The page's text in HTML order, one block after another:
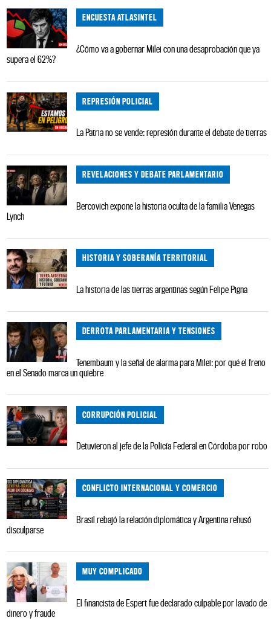
ENCUESTA ATLASINTEL
¿Cómo va a gobernar Milei con una desaprobación que ya
supera el 62%?
REPRESIÓN POLICIAL
La Patria no se vende: represión durante el debate de tierras
REVELACIONES Y DEBATE PARLAMENTARIO
Bercovich expone la historia oculta de la familia Venegas
Lynch
HISTORIA Y SOBERANÍA TERRITORIAL
La historia de las tierras argentinas según Felipe Pigna
DERROTA PARLAMENTARIA Y TENSIONES
Tenembaum y la señal de alarma para Milei: por qué el freno
en el Senado marca un quiebre
CORRUPCIÓN POLICIAL
Detuvieron al jefe de la Policía Federal en Córdoba por robo
CONFLICTO INTERNACIONAL Y COMERCIO
Brasil rebajó la relación diplomática y Argentina rehusó
disculparse
MUY COMPLICADO
El financista de Espert fue declarado culpable por lavado de
dinero y fraude